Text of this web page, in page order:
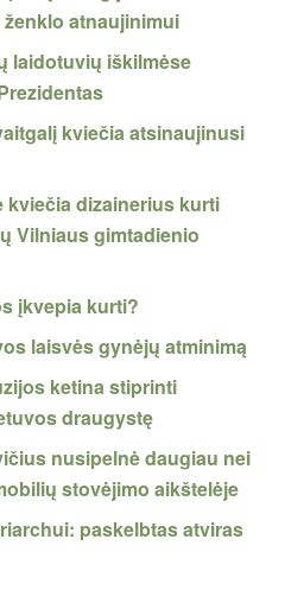
atnaujinimui
laidotuvių iškilmėse
kviečia atsinaujinusi
dizainerius kurti
Vilniaus gimtadienio
įkvepia kurti?
laisvės gynėjų atminimą
ketina stiprinti
draugystę
nusipelnė daugiau nei
stovėjimo aikštelėje
paskelbtas atviras